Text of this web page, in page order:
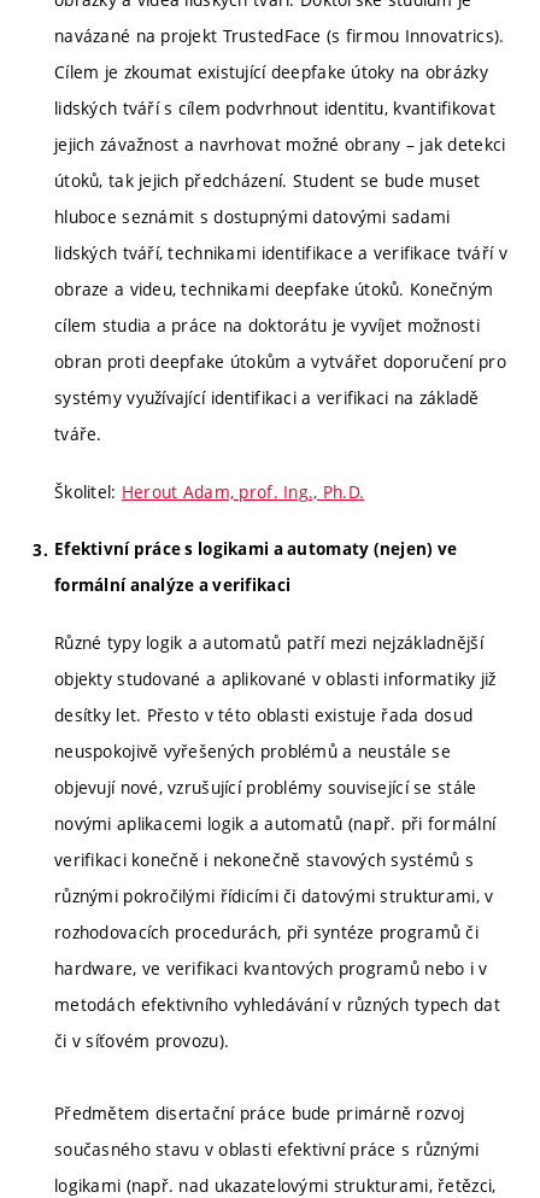
navázané na projekt TrustedFace (s firmou Innovatrics).
Cílem je zkoumat existující deepfake útoky na obrázky
lidských tváří s cílem podvrhnout identitu, kvantifikovat
jejich závažnost a navrhovat možné obrany – jak detekci
útoků, tak jejich předcházení. Student se bude muset
hluboce seznámit s dostupnými datovými sadami
lidských tváří, technikami identifikace a verifikace tváří v
obraze a videu, technikami deepfake útoků. Konečným
cílem studia a práce na doktorátu je vyvíjet možnosti
obran proti deepfake útokům a vytvářet doporučení pro
systémy využívající identifikaci a verifikaci na základě
tváře.
Školitel: Herout Adam, prof. Ing., Ph.D.
Efektivní práce s logikami a automaty (nejen) ve
formální analýze a verifikaci
Různé typy logik a automatů patří mezi nejzákladnější
objekty studované a aplikované v oblasti informatiky již
desítky let. Přesto v této oblasti existuje řada dosud
neuspokojivě vyřešených problémů a neustále se
objevují nové, vzrušující problémy související se stále
novými aplikacemi logik a automatů (např. při formální
verifikaci konečně i nekonečně stavových systémů s
různými pokročilými řídicími či datovými strukturami, v
rozhodovacích procedurách, při syntéze programů či
hardware, ve verifikaci kvantových programů nebo i v
metodách efektivního vyhledávání v různých typech dat
či v síťovém provozu).
Předmětem disertační práce bude primárně rozvoj
současného stavu v oblasti efektivní práce s různými
logikami (např. nad ukazatelovými strukturami, řetězci,